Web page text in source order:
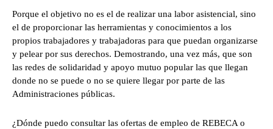
Porque el objetivo no es el de realizar una labor asistencial, sino
el de proporcionar las herramientas y conocimientos a los
propios trabajadores y trabajadoras para que puedan organizarse
y pelear por sus derechos. Demostrando, una vez más, que son
las redes de solidaridad y apoyo mutuo popular las que llegan
donde no se puede o no se quiere llegar por parte de las
Administraciones públicas.
¿Dónde puedo consultar las ofertas de empleo de REBECA o